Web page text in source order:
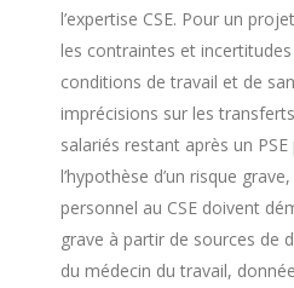
l’expertise CSE. Pour un
les contraintes et
conditions de travail et de
imprécisions sur les
salariés restant après un
l’hypothèse d’un risque
personnel au CSE doivent
grave à partir de sources de
du médecin du travail,